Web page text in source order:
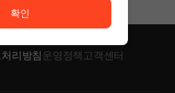
리방침운영정책 고객센터
확인